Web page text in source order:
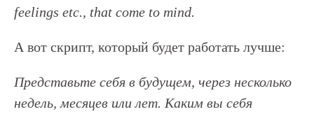
feelings etc., that come to mind.
А вот скрипт, который будет работать лучше:
Представьте себя в будущем, через несколько
недель, месяцев или лет. Каким вы себя